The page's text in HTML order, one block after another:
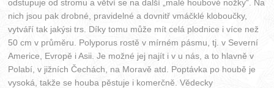
odstupuje od stromu a větví se na další „malé houbové nožky“. Na
nich jsou pak drobné, pravidelné a dovnitř vmáčklé kloboučky,
vytváří tak jakýsi trs. Díky tomu může mít celá plodnice i více než
50 cm v průměru. Polyporus rostě v mírném pásmu, tj. v Severní
Americe, Evropě i Asii. Je možné jej najít i v u nás, a to hlavně v
Polabí, v jižních Čechách, na Moravě atd. Poptávka po houbě je
vysoká, takže se houba pěstuje i komerčně. Vědecky